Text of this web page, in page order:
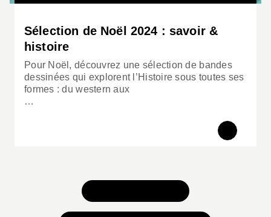
Sélection de Noël 2024 : savoir &
histoire
Pour Noël, découvrez une sélection de bandes
dessinées qui explorent l’Histoire sous toutes ses
formes : du western aux
…